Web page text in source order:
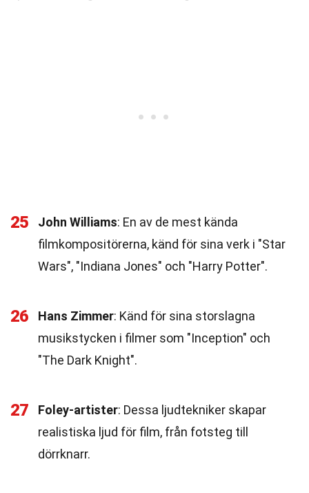
25 John Williams: En av de mest kända
filmkompositörerna, känd för sina verk i "Star
Wars", "Indiana Jones" och "Harry Potter".
26 Hans Zimmer: Känd för sina storslagna
musikstycken i filmer som "Inception" och
"The Dark Knight".
27 Foley-artister: Dessa ljudtekniker skapar
realistiska ljud för film, från fotsteg till
dörrknarr.